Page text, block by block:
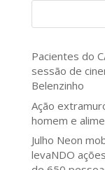
Pacientes do
sessão de
Belenzinho
Ação
homem e
Julho Neon
levaNDO